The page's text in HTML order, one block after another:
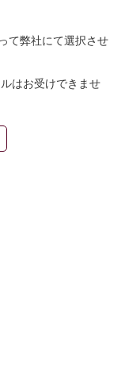
て弊社にて選択させ
はお受けできませ